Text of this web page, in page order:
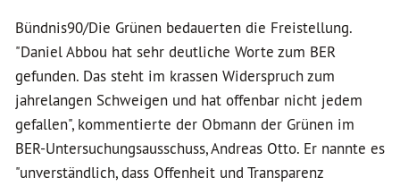
Bündnis90/Die Grünen bedauerten die Freistellung.
"Daniel Abbou hat sehr deutliche Worte zum BER
gefunden. Das steht im krassen Widerspruch zum
jahrelangen Schweigen und hat offenbar nicht jedem
gefallen", kommentierte der Obmann der Grünen im
BER-Untersuchungsausschuss, Andreas Otto. Er nannte es
"unverständlich, dass Offenheit und Transparenz